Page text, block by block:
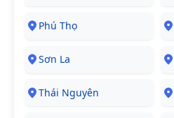
Phú Thọ
Sơn La
Thái Nguyên